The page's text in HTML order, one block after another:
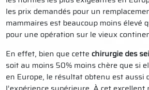
les prix demandés pour un
mammaires est beaucoup moins élevé
pour une opération sur le vieux
En effet, bien que cette chirurgie des
soit au moins 50% moins chère que si
en Europe, le résultat obtenu est aussi